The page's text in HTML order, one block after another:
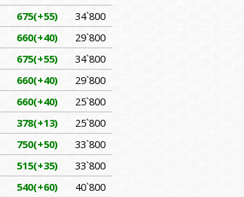
675(+55)
34`800
660(+40)
29`800
675(+55)
34`800
660(+40)
29`800
660(+40)
25`800
378(+13)
25`800
750(+50)
33`800
515(+35)
33`800
540(+60)
40`800